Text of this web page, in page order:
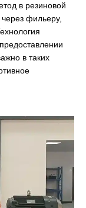
в резиновой
фильеру,
в таких